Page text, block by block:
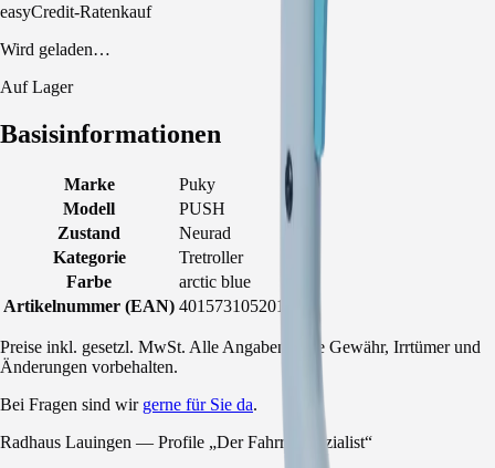
easyCredit-Ratenkauf
Wird geladen…
Auf Lager
Basisinformationen
Marke
Puky
Modell
PUSH
Zustand
Neurad
Kategorie
Tretroller
Farbe
arctic blue
Artikelnummer (EAN) 4015731052019
Preise inkl. gesetzl. MwSt. Alle Angaben ohne Gewähr, Irrtümer und
Änderungen vorbehalten.
Bei Fragen sind wir gerne für Sie da.
Radhaus Lauingen — Profile „Der Fahrradspezialist“